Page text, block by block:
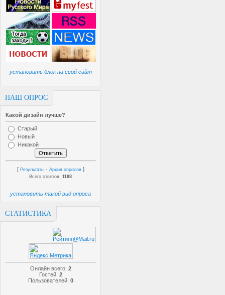
установить блок на свой сайт
НАШ ОПРОС
Какой дизайн лучше?
Старый
Новый
Никакой
[ Результаты · Архив опросов ]
Всего ответов:1188
установить такой вид опроса
СТАТИСТИКА
Онлайн всего: 2
Гостей: 2
Пользователей: 0